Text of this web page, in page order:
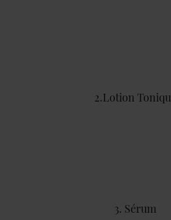
2.Lotion
3. Sérum